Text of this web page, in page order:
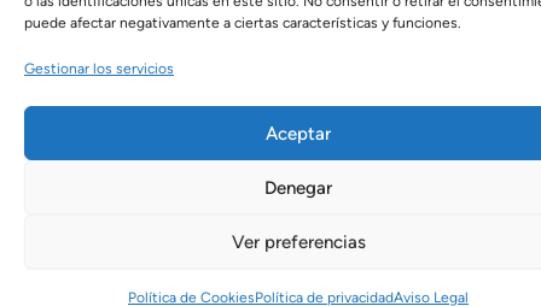
puede afectar negativamente a ciertas características y funciones.
Gestionar los servicios
Aceptar
Denegar
Ver preferencias
Política de CookiesPolítica de privacidadAviso Legal